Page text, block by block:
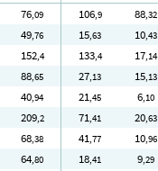
76,09 106,9 88,32
49,76 15,63 10,43
152,4 133,4 17,14
88,65 27,13 15,13
40,94 21,45 6,10
209,2 71,41 20,63
68,38 41,77 10,96
64,80 18,41 9,29